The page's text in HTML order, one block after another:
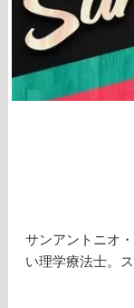
サンアントニオ
い理学療法士。